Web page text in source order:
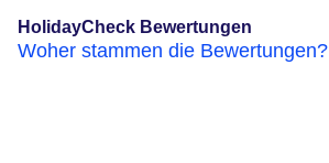
HolidayCheck Bewertungen
Woher stammen die Bewertungen?